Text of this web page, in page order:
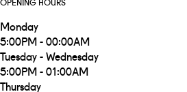
Monday
5:00PM - 00:00AM
Tuesday - Wednesday
5:00PM - 01:00AM
Thursday